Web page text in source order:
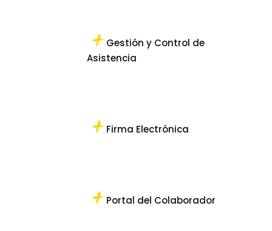
Gestión y Control de
Asistencia
Firma Electrónica
Portal del Colaborador